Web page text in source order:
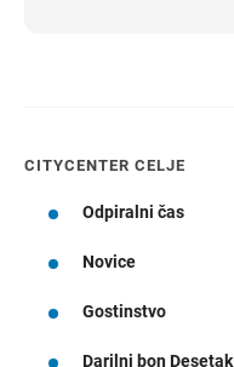
CITYCENTER CELJE
Odpiralni čas
Novice
Gostinstvo
Darilni bon Desetak